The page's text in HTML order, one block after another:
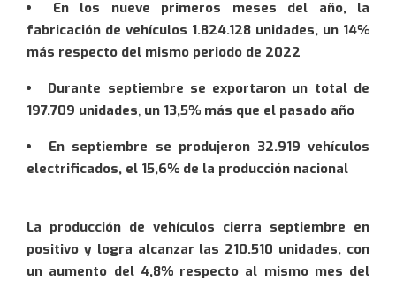
Servicios de gestoría
Gestión de siniestros
Archivo Histórico
Revista RACVN
Publicaciones Históricas
Hogar
Viaje
Accidente
Baja diaria
Otros
Sunsundegui (10/10/2026)
XLVIII Subida a Jaizkibel (19/09/2026)
XII Copa RACVN Rallyes de tierra
Rally del Centenario Circuito de Lasarte RACVN-FEVA
Seguridad vial
Jornadas y actos
Información del tráfico
Noticias
Entrevistas
Comunicados de prensa
Onepercent magazine
Galería audiovisual
Información útil
Información y consejos
Enlaces de interés
En los nueve primeros meses del año, la
fabricación de vehículos 1.824.128 unidades, un 14%
más respecto del mismo periodo de 2022
Durante septiembre se exportaron un total de
197.709 unidades, un 13,5% más que el pasado año
En septiembre se produjeron 32.919 vehículos
electrificados, el 15,6% de la producción nacional
La producción de vehículos cierra septiembre en
positivo y logra alcanzar las 210.510 unidades, con
un aumento del 4,8% respecto al mismo mes del
Quiero información
posible
This site is protected by reCAPTCHA and the
GooglePrivacy PolicyandTerms of Serviceapply.